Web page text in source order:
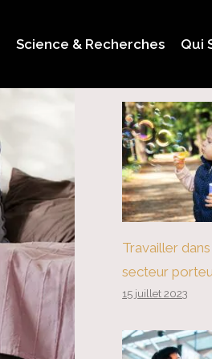
Science & Recherches Qui
Travailler
secteur
15 juillet 2023